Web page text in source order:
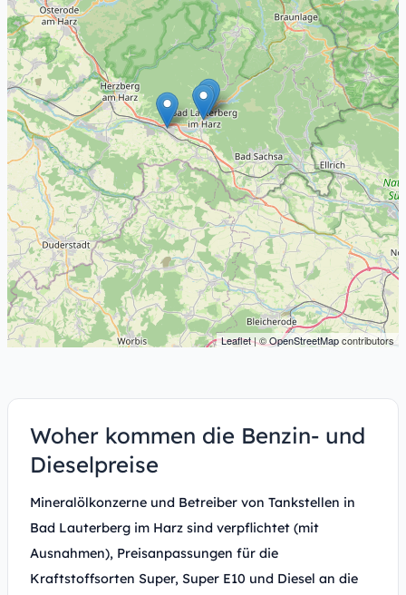
Leaflet| ©OpenStreetMapcontributors
Woher kommen die Benzin- und
Dieselpreise
Mineralölkonzerne und Betreiber von Tankstellen in
Bad Lauterberg im Harz sind verpflichtet (mit
Ausnahmen), Preisanpassungen für die
Kraftstoffsorten Super, Super E10 und Diesel an die